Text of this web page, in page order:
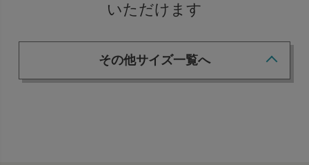
いただけます
その他サイズ一覧へ